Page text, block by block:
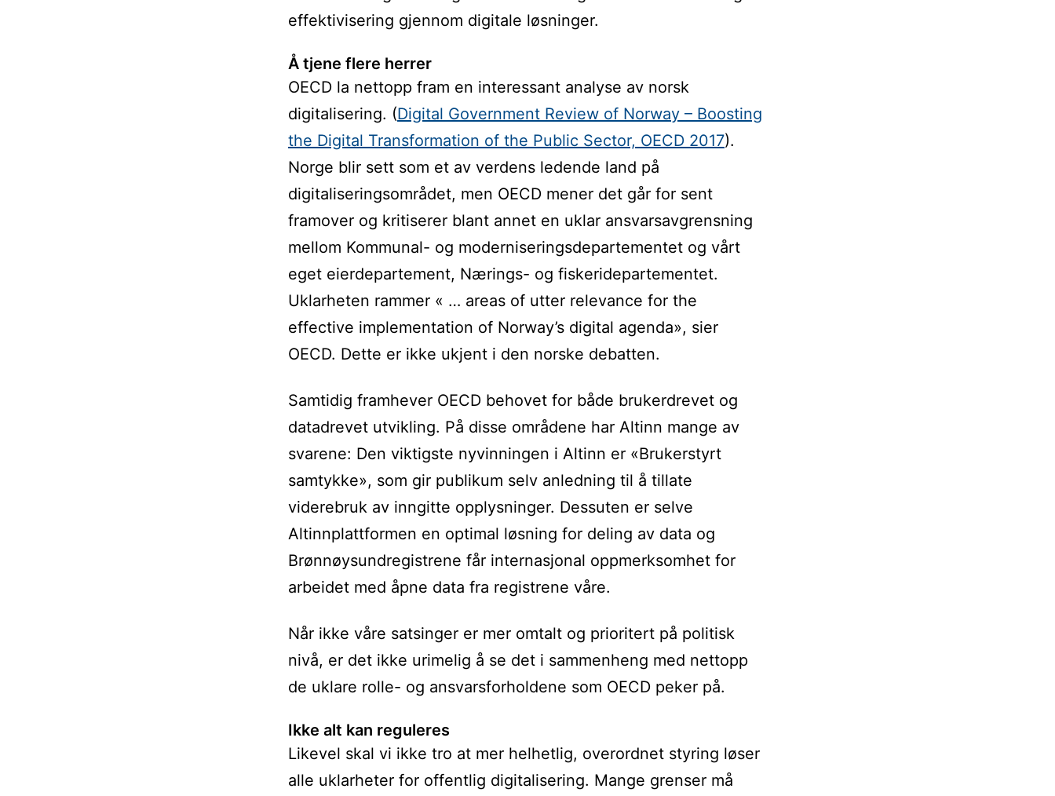
effektivisering gjennom digitale løsninger.
Å tjene flere herrer
OECD la nettopp fram en interessant analyse av norsk
digitalisering. (Digital Government Review of Norway – Boosting
the Digital Transformation of the Public Sector, OECD 2017).
Norge blir sett som et av verdens ledende land på
digitaliseringsområdet, men OECD mener det går for sent
framover og kritiserer blant annet en uklar ansvarsavgrensning
mellom Kommunal- og moderniserings­departementet og vårt
eget eierdepartement, Nærings- og fiskeridepartementet.
Uklarheten rammer « … areas of utter relevance for the
effective implementation of Norway’s digital agenda», sier
OECD. Dette er ikke ukjent i den norske debatten.
Samtidig framhever OECD behovet for både brukerdrevet og
datadrevet utvikling. På disse områdene har Altinn mange av
svarene: Den viktigste nyvinningen i Altinn er «Brukerstyrt
samtykke», som gir publikum selv anledning til å tillate
viderebruk av inngitte opplysninger. Dessuten er selve
Altinnplattformen en optimal løsning for deling av data og
Brønnøysundregistrene får internasjonal oppmerksomhet for
arbeidet med åpne data fra registrene våre.
Når ikke våre satsinger er mer omtalt og prioritert på politisk
nivå, er det ikke urimelig å se det i sammenheng med nettopp
de uklare rolle- og ansvarsforholdene som OECD peker på.
Ikke alt kan reguleres
Likevel skal vi ikke tro at mer helhetlig, overordnet styring løser
alle uklarheter for offentlig digitalisering. Mange grenser må